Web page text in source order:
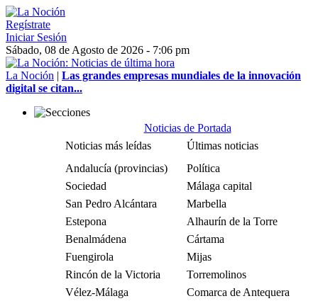
Regístrate
Iniciar Sesión
Sábado, 08 de Agosto de 2026 - 7:06 pm
La Noción | Las grandes empresas mundiales de la innovación
digital se citan...
Noticias de Portada
Noticias más leídas
Últimas noticias
Andalucía (provincias)
Política
Sociedad
Málaga capital
San Pedro Alcántara
Marbella
Estepona
Alhaurín de la Torre
Benalmádena
Cártama
Fuengirola
Mijas
Rincón de la Victoria
Torremolinos
Vélez-Málaga
Comarca de Antequera